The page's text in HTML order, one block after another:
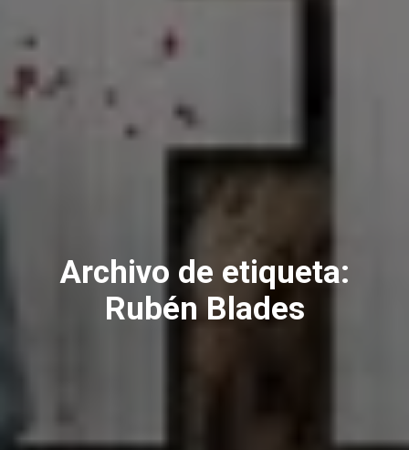
Archivo de etiqueta:
Rubén Blades